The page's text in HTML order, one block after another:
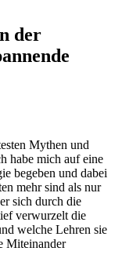
der
Mythen und
habe mich auf eine
⁢begeben und dabei
mehr sind als nur
sich durch die
verwurzelt die
welche Lehren sie
Miteinander